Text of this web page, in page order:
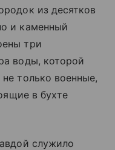
из десятков
и каменный
три
воды, которой
только военные,
в бухте
служило